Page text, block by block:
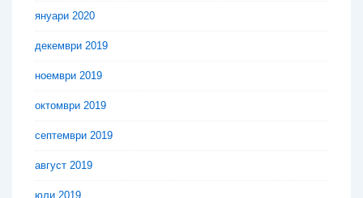
януари 2020
декември 2019
ноември 2019
октомври 2019
септември 2019
август 2019
юли 2019